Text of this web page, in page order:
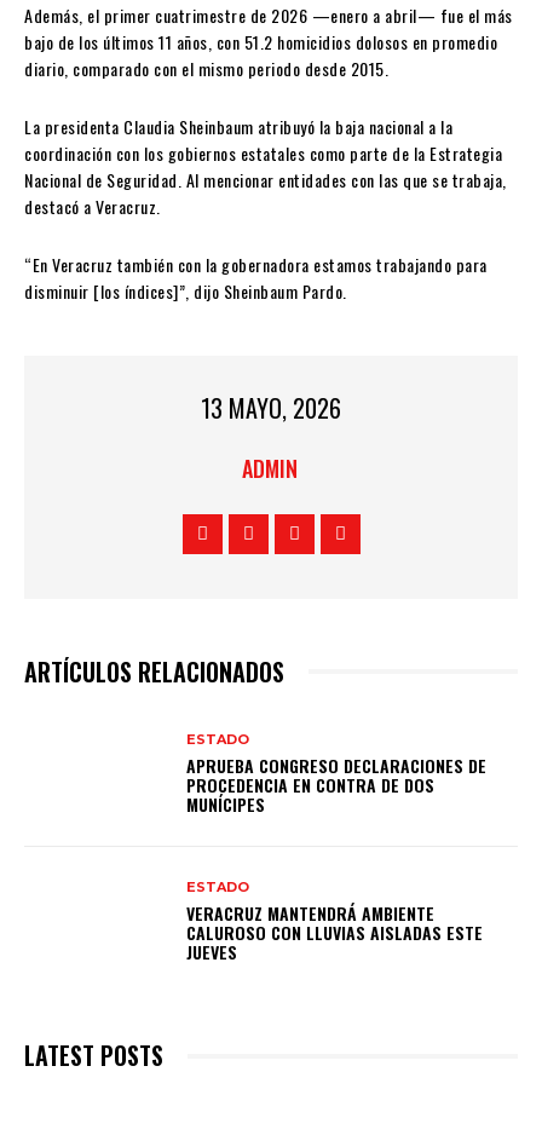
Además, el primer cuatrimestre de 2026 —enero a abril— fue el más
bajo de los últimos 11 años, con 51.2 homicidios dolosos en promedio
diario, comparado con el mismo periodo desde 2015.
La presidenta Claudia Sheinbaum atribuyó la baja nacional a la
coordinación con los gobiernos estatales como parte de la Estrategia
Nacional de Seguridad. Al mencionar entidades con las que se trabaja,
destacó a Veracruz.
“En Veracruz también con la gobernadora estamos trabajando para
disminuir [los índices]”, dijo Sheinbaum Pardo.
13 MAYO, 2026
ADMIN
ARTÍCULOS RELACIONADOS
ESTADO
APRUEBA CONGRESO DECLARACIONES DE
PROCEDENCIA EN CONTRA DE DOS
MUNÍCIPES
ESTADO
VERACRUZ MANTENDRÁ AMBIENTE
CALUROSO CON LLUVIAS AISLADAS ESTE
JUEVES
LATEST POSTS